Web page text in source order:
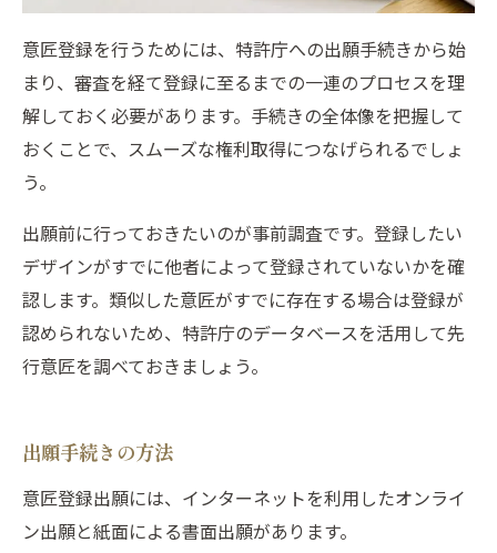
意匠登録を行うためには、特許庁への出願手続きから始
まり、審査を経て登録に至るまでの一連のプロセスを理
解しておく必要があります。手続きの全体像を把握して
おくことで、スムーズな権利取得につなげられるでしょ
う。
出願前に行っておきたいのが事前調査です。登録したい
デザインがすでに他者によって登録されていないかを確
認します。類似した意匠がすでに存在する場合は登録が
認められないため、特許庁のデータベースを活用して先
行意匠を調べておきましょう。
出願手続きの方法
意匠登録出願には、インターネットを利用したオンライ
ン出願と紙面による書面出願があります。